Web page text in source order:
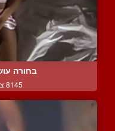
בחורה
8145 צפיות